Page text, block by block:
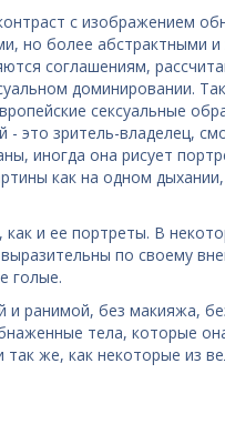
с изображением
но более абстрактными
соглашениям,
доминировании.
сексуальные
это зритель-владелец,
иногда она рисует
как на одном
и ее портреты. В
по своему
голые.
ранимой, без макияжа,
тела, которые
же, как некоторые из